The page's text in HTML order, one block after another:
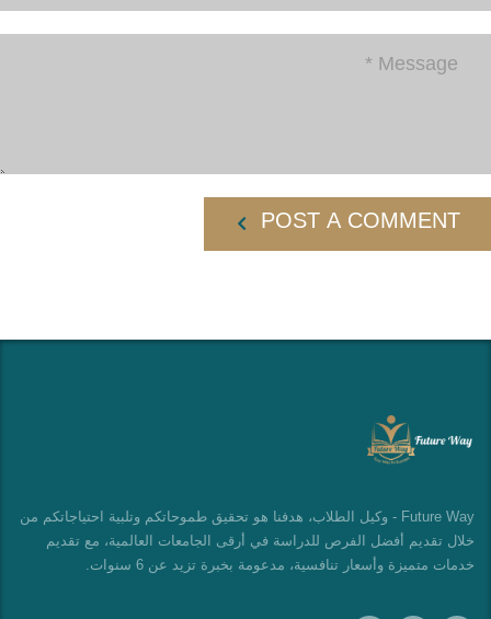
POST A COMMENT
Future Way - وكيل الطلاب، هدفنا هو تحقيق طموحاتكم وتلبية احتياجاتكم من
خلال تقديم أفضل الفرص للدراسة في أرقى الجامعات العالمية، مع تقديم
خدمات متميزة وأسعار تنافسية، مدعومة بخبرة تزيد عن 6 سنوات.